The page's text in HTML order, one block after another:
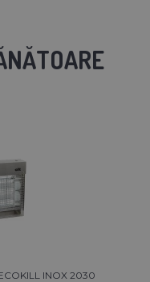
INOX 2030